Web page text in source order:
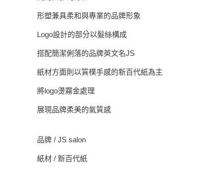
形塑兼具柔和與專業的品牌形象
Logo設計的部分以髮絲構成
搭配簡潔俐落的品牌英文名JS
紙材方面則以質樸手感的新百代紙為主
將logo燙霧金處理
展現品牌柔美的氣質感
品牌 / JS salon
紙材 / 新百代紙